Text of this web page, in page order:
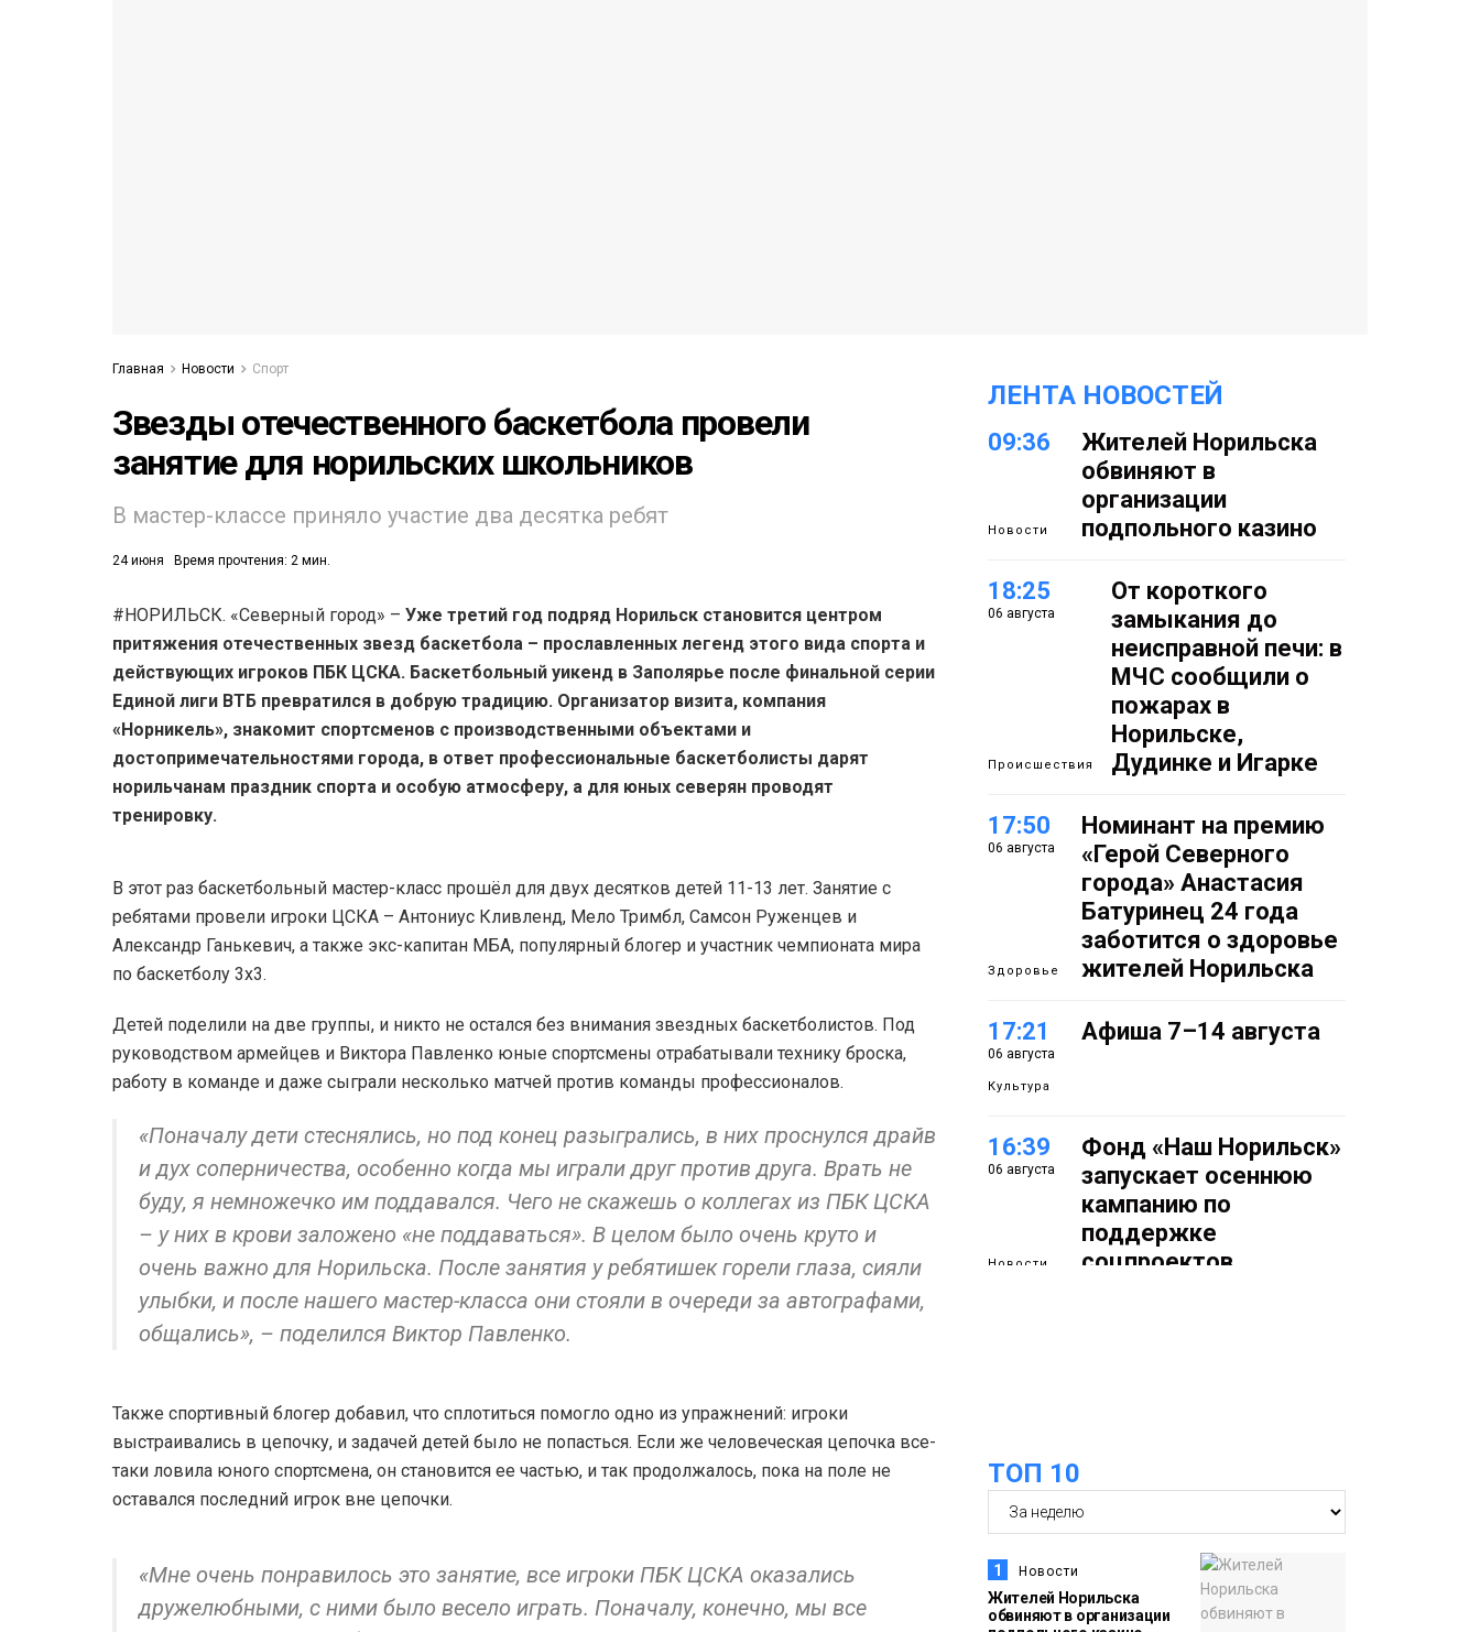
Главная Новости Спорт
Звезды отечественного баскетбола провели
занятие для норильских школьников
В мастер-классе приняло участие два десятка ребят
24 июня Время прочтения: 2 мин.
#НОРИЛЬСК. «Северный город» – Уже третий год подряд Норильск становится центром
притяжения отечественных звезд баскетбола – прославленных легенд этого вида спорта и
действующих игроков ПБК ЦСКА. Баскетбольный уикенд в Заполярье после финальной серии
Единой лиги ВТБ превратился в добрую традицию. Организатор визита, компания
«Норникель», знакомит спортсменов с производственными объектами и
достопримечательностями города, в ответ профессиональные баскетболисты дарят
норильчанам праздник спорта и особую атмосферу, а для юных северян проводят
тренировку.
В этот раз баскетбольный мастер-класс прошёл для двух десятков детей 11-13 лет. Занятие с
ребятами провели игроки ЦСКА – Антониус Кливленд, Мело Тримбл, Самсон Руженцев и
Александр Ганькевич, а также экс-капитан МБА, популярный блогер и участник чемпионата мира
по баскетболу 3х3.
Детей поделили на две группы, и никто не остался без внимания звездных баскетболистов. Под
руководством армейцев и Виктора Павленко юные спортсмены отрабатывали технику броска,
работу в команде и даже сыграли несколько матчей против команды профессионалов.
«Поначалу дети стеснялись, но под конец разыгрались, в них проснулся драйв
и дух соперничества, особенно когда мы играли друг против друга. Врать не
буду, я немножечко им поддавался. Чего не скажешь о коллегах из ПБК ЦСКА
– у них в крови заложено «не поддаваться». В целом было очень круто и
очень важно для Норильска. После занятия у ребятишек горели глаза, сияли
улыбки, и после нашего мастер-класса они стояли в очереди за автографами,
общались», – поделился Виктор Павленко.
Также спортивный блогер добавил, что сплотиться помогло одно из упражнений: игроки
выстраивались в цепочку, и задачей детей было не попасться. Если же человеческая цепочка все-
таки ловила юного спортсмена, он становится ее частью, и так продолжалось, пока на поле не
оставался последний игрок вне цепочки.
«Мне очень понравилось это занятие, все игроки ПБК ЦСКА оказались
дружелюбными, с ними было весело играть. Поначалу, конечно, мы все
ЛЕНТА НОВОСТЕЙ
09:36
Новости
Жителей Норильска
обвиняют в
организации
подпольного казино
18:25
06 августа
Происшествия
От короткого
замыкания до
неисправной печи: в
МЧС сообщили о
пожарах в
Норильске,
Дудинке и Игарке
17:50
06 августа
Здоровье
Номинант на премию
«Герой Северного
города» Анастасия
Батуринец 24 года
заботится о здоровье
жителей Норильска
17:21
06 августа
Культура
Афиша 7–14 августа
16:39
06 августа
Новости
Фонд «Наш Норильск»
запускает осеннюю
кампанию по
поддержке
соцпроектов
15:15
06 августа
Образование
школьное питание в
Норильске: льготы,
меню и порядок
оплаты
ТОП 10
1 Новости
Жителей Норильска
обвиняют в организации